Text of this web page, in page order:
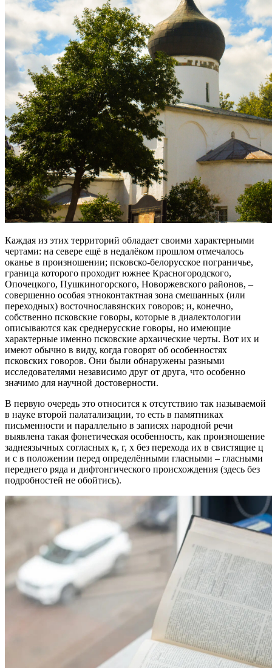
Каждая из этих территорий обладает своими характерными
чертами: на севере ещё в недалёком прошлом отмечалось
оканье в произношении; псковско-белорусское пограничье,
граница которого проходит южнее Красногородского,
Опочецкого, Пушкиногорского, Новоржевского районов, –
совершенно особая этноконтактная зона смешанных (или
переходных) восточнославянских говоров; и, конечно,
собственно псковские говоры, которые в диалектологии
описываются как среднерусские говоры, но имеющие
характерные именно псковские архаические черты. Вот их и
имеют обычно в виду, когда говорят об особенностях
псковских говоров. Они были обнаружены разными
исследователями независимо друг от друга, что особенно
значимо для научной достоверности.
В первую очередь это относится к отсутствию так называемой
в науке второй палатализации, то есть в памятниках
письменности и параллельно в записях народной речи
выявлена такая фонетическая особенность, как произношение
заднеязычных согласных к, г, х без перехода их в свистящие ц
и с в положении перед определёнными гласными – гласными
переднего ряда и дифтонгического происхождения (здесь без
подробностей не обойтись).